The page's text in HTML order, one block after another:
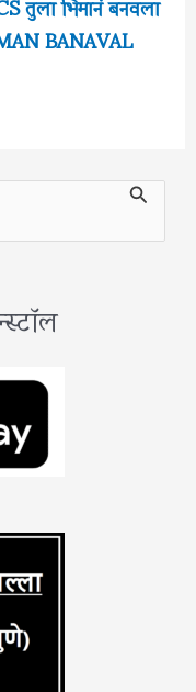
BANAVAL